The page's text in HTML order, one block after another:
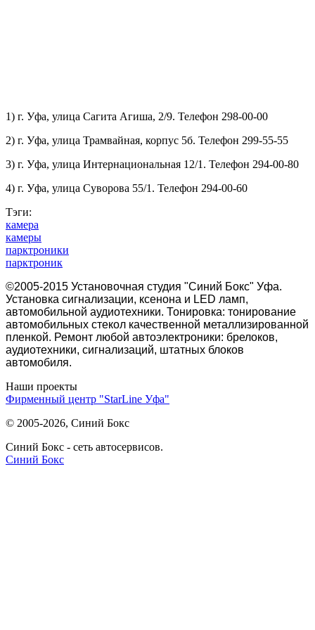
1) г. Уфа, улица Сагита Агиша, 2/9. Телефон 298-00-00
2) г. Уфа, улица Трамвайная, корпус 5б. Телефон 299-55-55
3) г. Уфа, улица Интернациональная 12/1. Телефон 294-00-80
4) г. Уфа, улица Суворова 55/1. Телефон 294-00-60
Тэги:
камера
камеры
парктроники
парктроник
©2005-2015 Установочная студия "Синий Бокс" Уфа.
Установка сигнализации, ксенона и LED ламп,
автомобильной аудиотехники. Тонировка: тонирование
автомобильных стекол качественной металлизированной
пленкой. Ремонт любой автоэлектроники: брелоков,
аудиотехники, сигнализаций, штатных блоков
автомобиля.
Наши проекты
Фирменный центр "StarLine Уфа"
© 2005-2026, Синий Бокс
Синий Бокс - сеть автосервисов.
Синий Бокс